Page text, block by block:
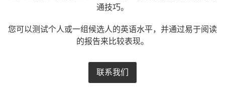
通技巧。
您可以测试个人或一组候选人的英语水平，并通过易于阅读
的报告来比较表现。
联系我们